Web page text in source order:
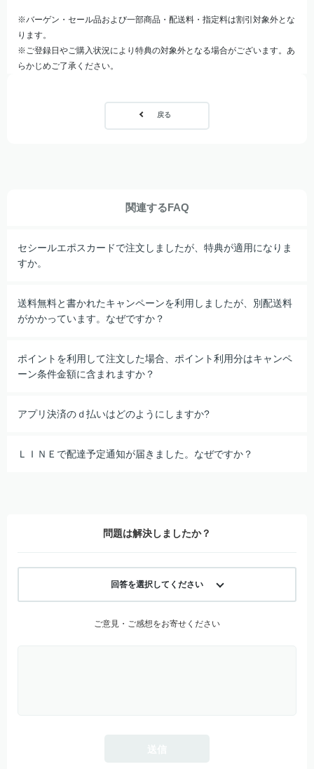
※バーゲン・セール品および一部商品・配送料・指定料は割引対象外とな
ります。
※ご登録日やご購入状況により特典の対象外となる場合がございます。あ
らかじめご了承ください。
戻る
関連するFAQ
セシールエポスカードで注文しましたが、特典が適用になりま
すか。
送料無料と書かれたキャンペーンを利用しましたが、別配送料
がかかっています。なぜですか？
ポイントを利用して注文した場合、ポイント利用分はキャンペ
ーン条件金額に含まれますか？
アプリ決済のｄ払いはどのようにしますか?
ＬＩＮＥで配達予定通知が届きました。なぜですか？
問題は解決しましたか？
回答を選択してください
ご意見・ご感想をお寄せください